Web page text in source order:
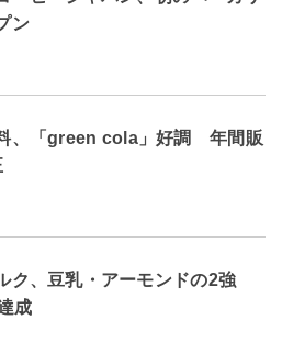
ン
料、「green cola」好調 年間販
ク、豆乳・アーモンドの2強
成